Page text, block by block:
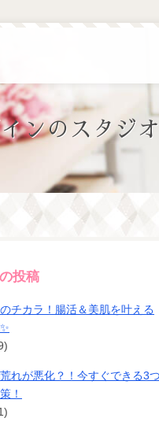
ンのスタジ
投稿
チカラ！腸活＆美肌を叶える
れが悪化？！今すぐできる3
！